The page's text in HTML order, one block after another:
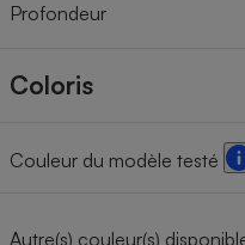
Profondeur
Coloris
Couleur du modèle testé
Autre(s) couleur(s)